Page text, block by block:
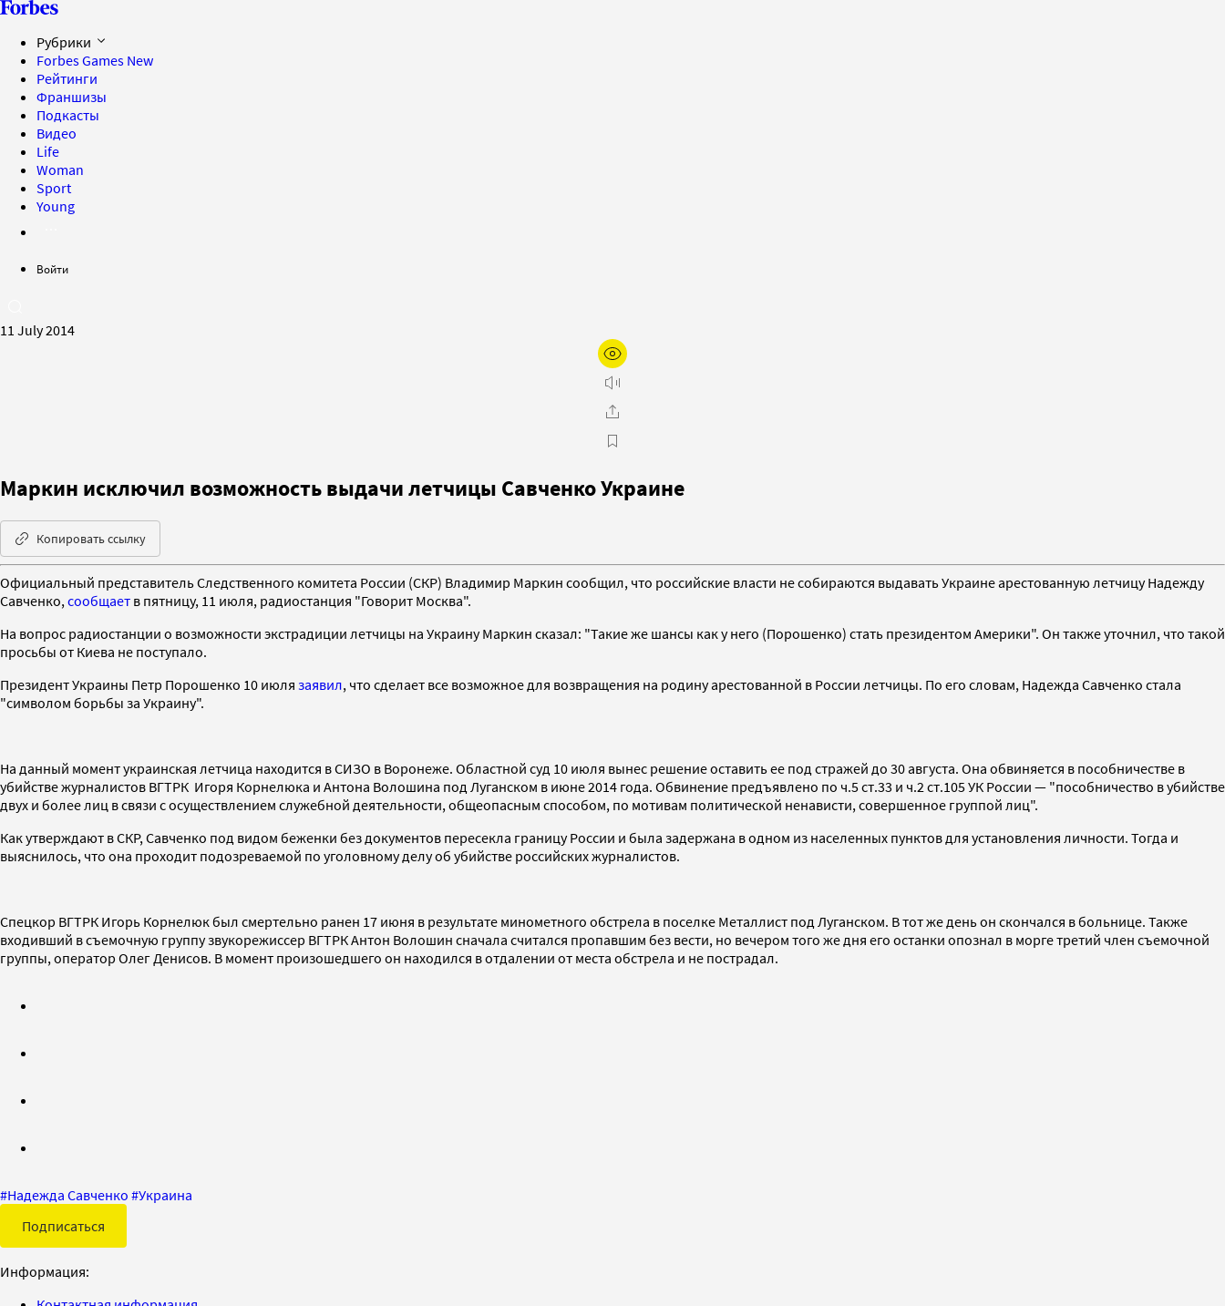
Рубрики
Forbes Games New
Рейтинги
Франшизы
Подкасты
Видео
Life
Woman
Sport
Young
Войти
11 July 2014
Маркин исключил возможность выдачи летчицы Савченко Украине
Копировать ссылку
Официальный представитель Следственного комитета России (СКР) Владимир Маркин сообщил, что российские власти не собираются выдавать Украине арестованную летчицу Надежду
Савченко, сообщает в пятницу, 11 июля, радиостанция "Говорит Москва".
На вопрос радиостанции о возможности экстрадиции летчицы на Украину Маркин сказал: "Такие же шансы как у него (Порошенко) стать президентом Америки". Он также уточнил, что такой
просьбы от Киева не поступало.
Президент Украины Петр Порошенко 10 июля заявил, что сделает все возможное для возвращения на родину арестованной в России летчицы. По его словам, Надежда Савченко стала
"символом борьбы за Украину".
На данный момент украинская летчица находится в СИЗО в Воронеже. Областной суд 10 июля вынес решение оставить ее под стражей до 30 августа. Она обвиняется в пособничестве в
убийстве журналистов ВГТРК Игоря Корнелюка и Антона Волошина под Луганском в июне 2014 года. Обвинение предъявлено по ч.5 ст.33 и ч.2 ст.105 УК России — "пособничество в убийстве
двух и более лиц в связи с осуществлением служебной деятельности, общеопасным способом, по мотивам политической ненависти, совершенное группой лиц".
Как утверждают в СКР, Савченко под видом беженки без документов пересекла границу России и была задержана в одном из населенных пунктов для установления личности. Тогда и
выяснилось, что она проходит подозреваемой по уголовному делу об убийстве российских журналистов.
Спецкор ВГТРК Игорь Корнелюк был смертельно ранен 17 июня в результате минометного обстрела в поселке Металлист под Луганском. В тот же день он скончался в больнице. Также
входивший в съемочную группу звукорежиссер ВГТРК Антон Волошин сначала считался пропавшим без вести, но вечером того же дня его останки опознал в морге третий член съемочной
группы, оператор Олег Денисов. В момент произошедшего он находился в отдалении от места обстрела и не пострадал.
#Надежда Савченко #Украина
Подписаться
Информация: